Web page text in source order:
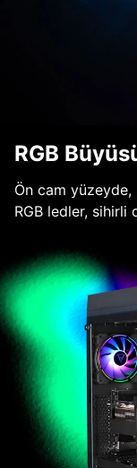
RGB
Ön cam yüzeyde,
RGB ledler, sihirli